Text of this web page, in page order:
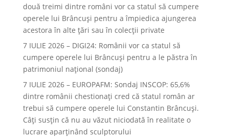
două treimi dintre români vor ca statul să cumpere
operele lui Brâncuşi pentru a împiedica ajungerea
acestora în alte ţări sau în colecţii private
7 IULIE 2026 – DIGI24: Românii vor ca statul să
cumpere operele lui Brâncuși pentru a le păstra în
patrimoniul național (sondaj)
7 IULIE 2026 – EUROPAFM: Sondaj INSCOP: 65,6%
dintre românii chestionați cred că statul român ar
trebui să cumpere operele lui Constantin Brâncuși.
Câți susțin că nu au văzut niciodată în realitate o
lucrare aparținând sculptorului